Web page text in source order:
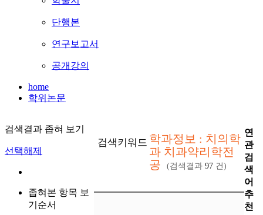
단행본
연구보고서
공개강의
home
학위논문
검색결과 좁혀 보기
선택해제
좁혀본 항목 보
기순서
검색키워드 학과정보 : 치의학
과 치과약리학전
공
(검색결과 97 건)
연
관
검
색
어
추
천